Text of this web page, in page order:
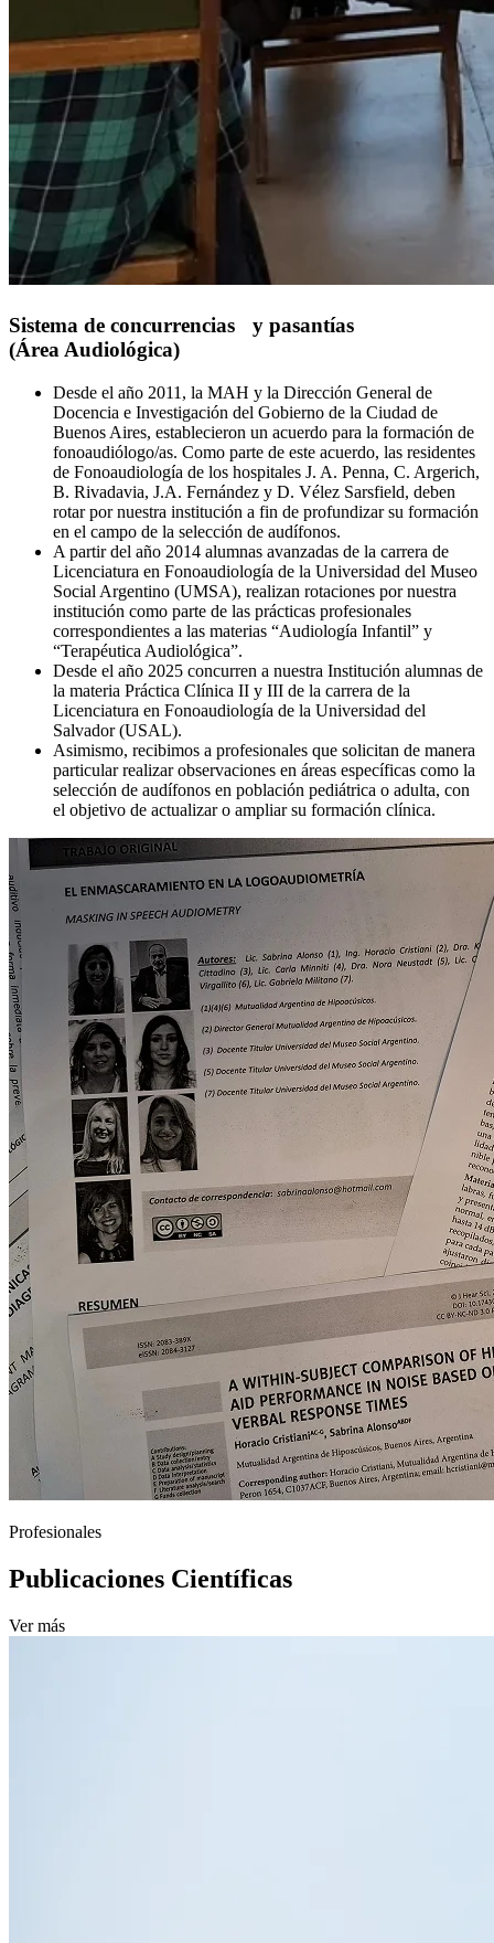
Sistema de concurrencias y pasantías
(Área Audiológica)
Desde el año 2011, la MAH y la Dirección General de
Docencia e Investigación del Gobierno de la Ciudad de
Buenos Aires, establecieron un acuerdo para la formación de
fonoaudiólogo/as. Como parte de este acuerdo, las residentes
de Fonoaudiología de los hospitales J. A. Penna, C. Argerich,
B. Rivadavia, J.A. Fernández y D. Vélez Sarsfield, deben
rotar por nuestra institución a fin de profundizar su formación
en el campo de la selección de audífonos.
A partir del año 2014 alumnas avanzadas de la carrera de
Licenciatura en Fonoaudiología de la Universidad del Museo
Social Argentino (UMSA), realizan rotaciones por nuestra
institución como parte de las prácticas profesionales
correspondientes a las materias “Audiología Infantil” y
“Terapéutica Audiológica”.
Desde el año 2025 concurren a nuestra Institución alumnas de
la materia Práctica Clínica II y III de la carrera de la
Licenciatura en Fonoaudiología de la Universidad del
Salvador (USAL).
Asimismo, recibimos a profesionales que solicitan de manera
particular realizar observaciones en áreas específicas como la
selección de audífonos en población pediátrica o adulta, con
el objetivo de actualizar o ampliar su formación clínica.
Profesionales
Publicaciones Científicas
Ver más